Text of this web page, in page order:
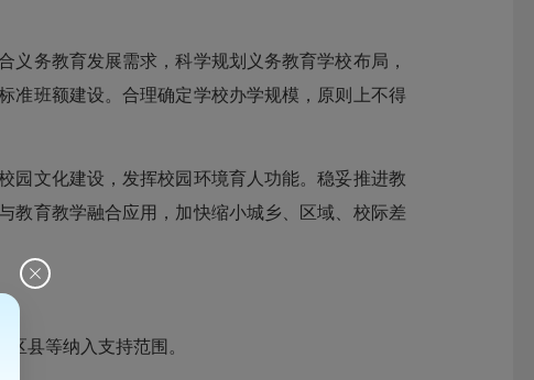
务教育发展需求，科学规划义务教育学校布局，
准班额建设。合理确定学校办学规模，原则上不得
园文化建设，发挥校园环境育人功能。稳妥推进教
教育教学融合应用，加快缩小城乡、区域、校际差
县等纳入支持范围。